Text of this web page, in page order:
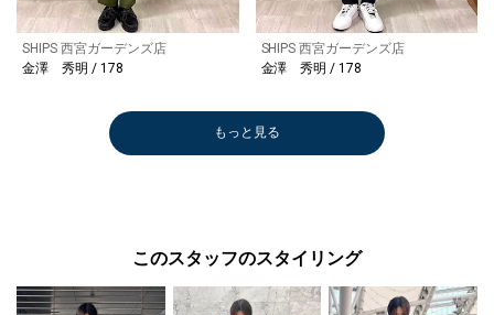
SHIPS 西宮ガーデンズ店
金澤 秀明 / 178
SHIPS 西宮ガーデンズ店
金澤 秀明 / 178
もっと見る
このスタッフのスタイリング